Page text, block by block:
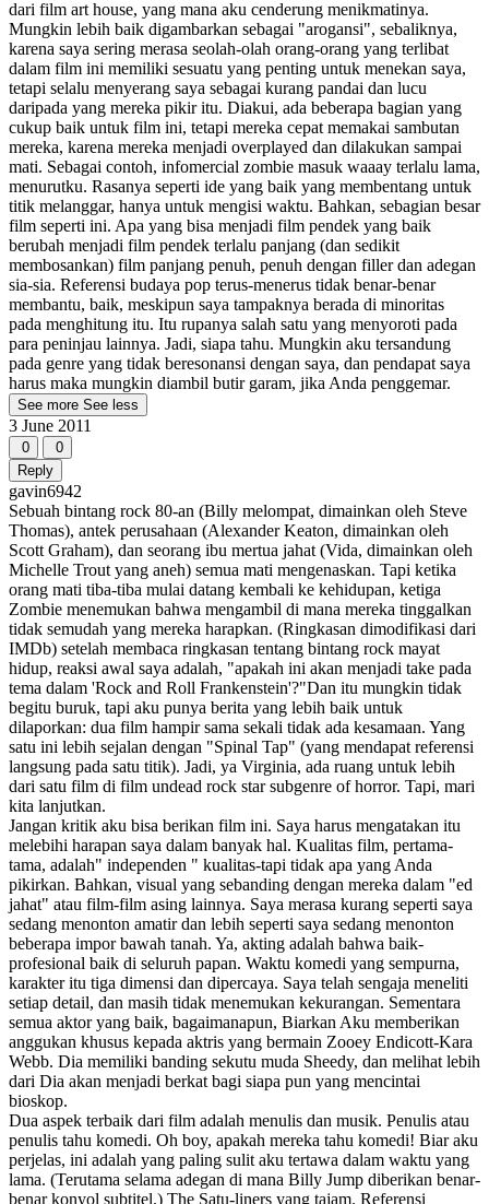
dari film art house, yang mana aku cenderung menikmatinya.
Mungkin lebih baik digambarkan sebagai "arogansi", sebaliknya,
karena saya sering merasa seolah-olah orang-orang yang terlibat
dalam film ini memiliki sesuatu yang penting untuk menekan saya,
tetapi selalu menyerang saya sebagai kurang pandai dan lucu
daripada yang mereka pikir itu. Diakui, ada beberapa bagian yang
cukup baik untuk film ini, tetapi mereka cepat memakai sambutan
mereka, karena mereka menjadi overplayed dan dilakukan sampai
mati. Sebagai contoh, infomercial zombie masuk waaay terlalu lama,
menurutku. Rasanya seperti ide yang baik yang membentang untuk
titik melanggar, hanya untuk mengisi waktu. Bahkan, sebagian besar
film seperti ini. Apa yang bisa menjadi film pendek yang baik
berubah menjadi film pendek terlalu panjang (dan sedikit
membosankan) film panjang penuh, penuh dengan filler dan adegan
sia-sia. Referensi budaya pop terus-menerus tidak benar-benar
membantu, baik, meskipun saya tampaknya berada di minoritas
pada menghitung itu. Itu rupanya salah satu yang menyoroti pada
para peninjau lainnya. Jadi, siapa tahu. Mungkin aku tersandung
pada genre yang tidak beresonansi dengan saya, dan pendapat saya
harus maka mungkin diambil butir garam, jika Anda penggemar.
See more See less
3 June 2011
0
0
Reply
gavin6942
Sebuah bintang rock 80-an (Billy melompat, dimainkan oleh Steve
Thomas), antek perusahaan (Alexander Keaton, dimainkan oleh
Scott Graham), dan seorang ibu mertua jahat (Vida, dimainkan oleh
Michelle Trout yang aneh) semua mati mengenaskan. Tapi ketika
orang mati tiba-tiba mulai datang kembali ke kehidupan, ketiga
Zombie menemukan bahwa mengambil di mana mereka tinggalkan
tidak semudah yang mereka harapkan. (Ringkasan dimodifikasi dari
IMDb) setelah membaca ringkasan tentang bintang rock mayat
hidup, reaksi awal saya adalah, "apakah ini akan menjadi take pada
tema dalam 'Rock and Roll Frankenstein'?"Dan itu mungkin tidak
begitu buruk, tapi aku punya berita yang lebih baik untuk
dilaporkan: dua film hampir sama sekali tidak ada kesamaan. Yang
satu ini lebih sejalan dengan "Spinal Tap" (yang mendapat referensi
langsung pada satu titik). Jadi, ya Virginia, ada ruang untuk lebih
dari satu film di film undead rock star subgenre of horror. Tapi, mari
kita lanjutkan.
Jangan kritik aku bisa berikan film ini. Saya harus mengatakan itu
melebihi harapan saya dalam banyak hal. Kualitas film, pertama-
tama, adalah" independen " kualitas-tapi tidak apa yang Anda
pikirkan. Bahkan, visual yang sebanding dengan mereka dalam "ed
jahat" atau film-film asing lainnya. Saya merasa kurang seperti saya
sedang menonton amatir dan lebih seperti saya sedang menonton
beberapa impor bawah tanah. Ya, akting adalah bahwa baik-
profesional baik di seluruh papan. Waktu komedi yang sempurna,
karakter itu tiga dimensi dan dipercaya. Saya telah sengaja meneliti
setiap detail, dan masih tidak menemukan kekurangan. Sementara
semua aktor yang baik, bagaimanapun, Biarkan Aku memberikan
anggukan khusus kepada aktris yang bermain Zooey Endicott-Kara
Webb. Dia memiliki banding sekutu muda Sheedy, dan melihat lebih
dari Dia akan menjadi berkat bagi siapa pun yang mencintai
bioskop.
Dua aspek terbaik dari film adalah menulis dan musik. Penulis atau
penulis tahu komedi. Oh boy, apakah mereka tahu komedi! Biar aku
perjelas, ini adalah yang paling sulit aku tertawa dalam waktu yang
lama. (Terutama selama adegan di mana Billy Jump diberikan benar-
benar konyol subtitel.) The Satu-liners yang tajam. Referensi